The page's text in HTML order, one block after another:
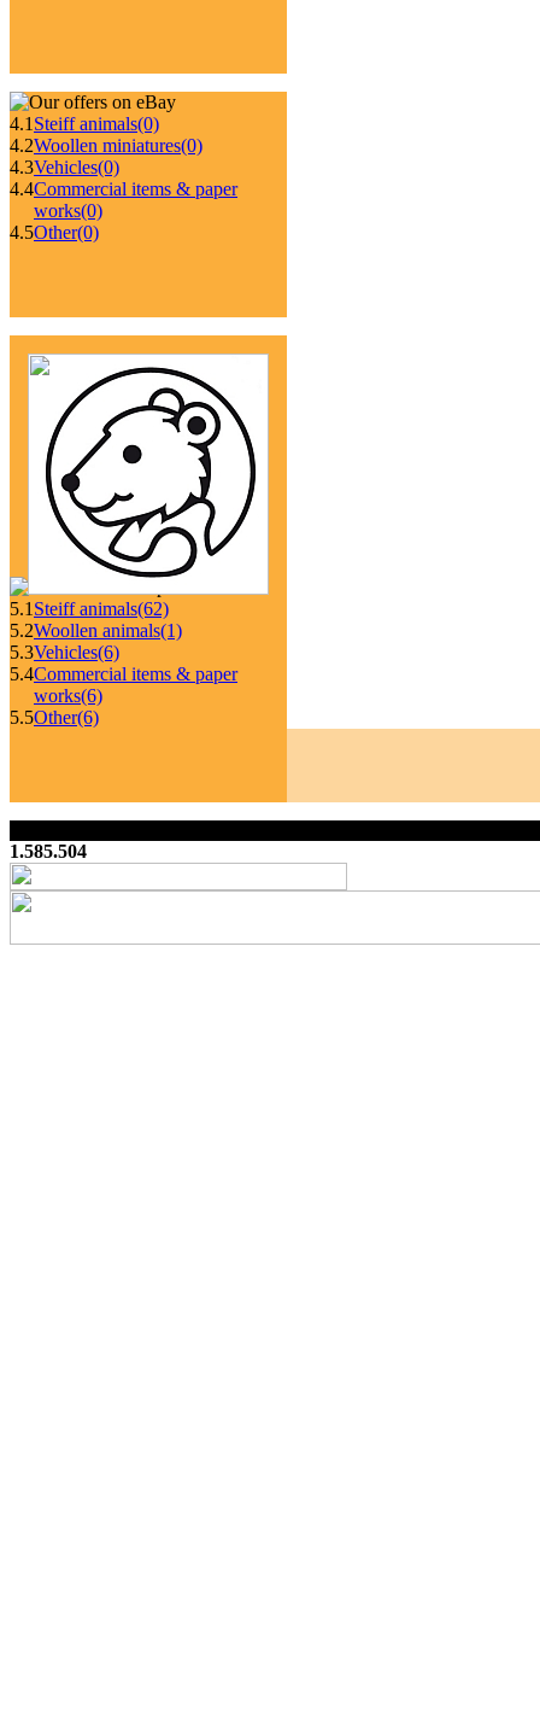
4.1 Steiff animals(0)
4.2Woollen miniatures(0)
4.3Vehicles(0)
4.4Commercial items & paper
works(0)
4.5Other(0)
5.1 Steiff animals(62)
5.2Woollen animals(1)
5.3Vehicles(6)
5.4Commercial items & paper
works(6)
5.5Other(6)
1.585.504